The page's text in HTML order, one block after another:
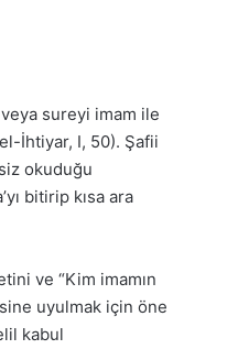
sureyi imam ile
İhtiyar, I, 50). Şafii
okuduğu
bitirip kısa ara
ve “Kim imamın
uyulmak için öne
kabul